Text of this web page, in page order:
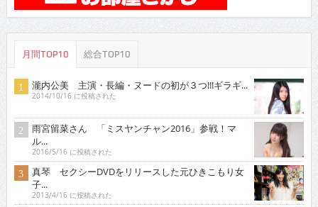
月間TOP10 総合TOP10
瀧内公美 主演・長編・ヌードの初が３つ!!!ギラギ...
2014/10/16 に投稿された
雨宮留菜さん 「ミスヤンチャン2016」参戦！マ
ル...
2016/5/16 に投稿された
真琴 セクシーDVDをリリースした元ひきこもり女
子...
2013/4/16 に投稿された